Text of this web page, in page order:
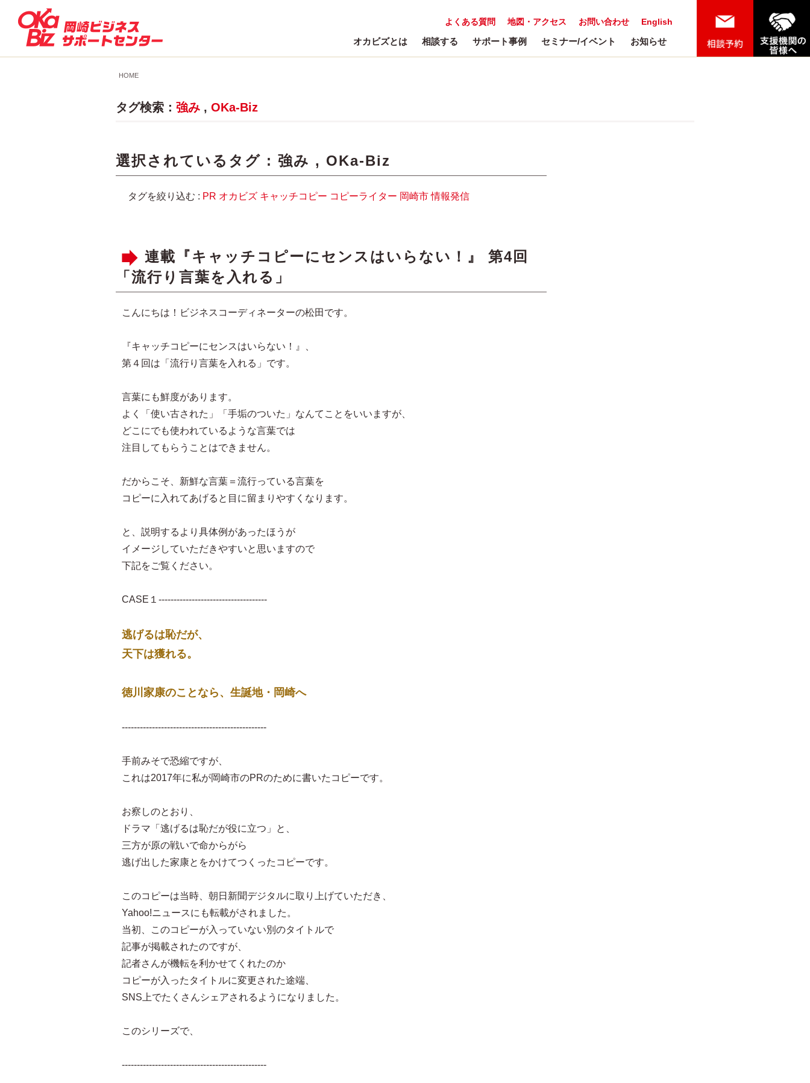
English
お問い合わせ
地図・アクセス
よくある質問
オカビズとは 相談する サポート事例 セミナー/イベント お知らせ
HOME
タグ検索： 強み , OKa-Biz
選択されているタグ : 強み , OKa-Biz
タグを絞り込む : PR オカビズ キャッチコピー コピーライター 岡崎市 情報発信
連載『キャッチコピーにセンスはいらない！』 第4回
「流行り言葉を入れる」
こんにちは！ビジネスコーディネーターの松田です。
『キャッチコピーにセンスはいらない！』、
第４回は「流行り言葉を入れる」です。
言葉にも鮮度があります。
よく「使い古された」「手垢のついた」なんてことをいいますが、
どこにでも使われているような言葉では
注目してもらうことはできません。
だからこそ、新鮮な言葉＝流行っている言葉を
コピーに入れてあげると目に留まりやすくなります。
と、説明するより具体例があったほうが
イメージしていただきやすいと思いますので
下記をご覧ください。
CASE１------------------------------------
逃げるは恥だが、
天下は獲れる。
徳川家康のことなら、生誕地・岡崎へ
------------------------------------------------
手前みそで恐縮ですが、
これは2017年に私が岡崎市のPRのために書いたコピーです。
お察しのとおり、
ドラマ「逃げるは恥だが役に立つ」と、
三方が原の戦いで命からがら
逃げ出した家康とをかけてつくったコピーです。
このコピーは当時、朝日新聞デジタルに取り上げていただき、
Yahoo!ニュースにも転載がされました。
当初、このコピーが入っていない別のタイトルで
記事が掲載されたのですが、
記者さんが機転を利かせてくれたのか
コピーが入ったタイトルに変更された途端、
SNS上でたくさんシェアされるようになりました。
このシリーズで、
------------------------------------------------